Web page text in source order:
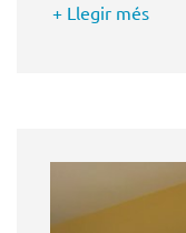
+ Llegir més